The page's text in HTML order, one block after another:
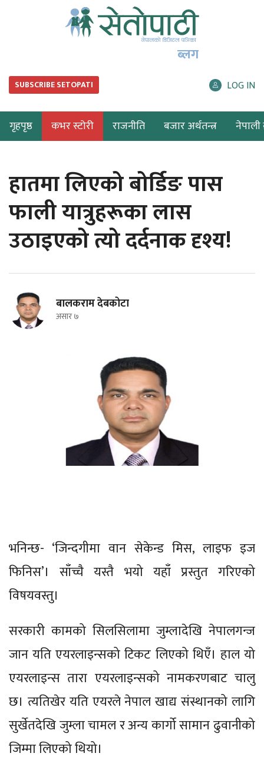
ब्लग
SUBSCRIBE SETOPATI LOG IN
गृहपृष्ठ कभर स्टोरी राजनीति बजार अर्थतन्त्र नेपाली
हातमा लिएको बोर्डिङ पास
फाली यात्रुहरूका लास
उठाइएको त्यो दर्दनाक दृश्य!
बालकराम देबकोटा
असार ७
भनिन्छ- ‘जिन्दगीमा वान सेकेन्ड मिस, लाइफ इज
फिनिस’। साँच्चै यस्तै भयो यहाँ प्रस्तुत गरिएको
विषयवस्तु।
सरकारी कामको सिलसिलामा जुम्लादेखि नेपालगन्ज
जान यति एयरलाइन्सको टिकट लिएको थिएँ। हाल यो
एयरलाइन्स तारा एयरलाइन्सको नामकरणबाट चालु
छ। त्यतिखेर यति एयरले नेपाल खाद्य संस्थानको लागि
सुर्खेतदेखि जुम्ला चामल र अन्य कार्गो सामान ढुवानीको
जिम्मा लिएको थियो।